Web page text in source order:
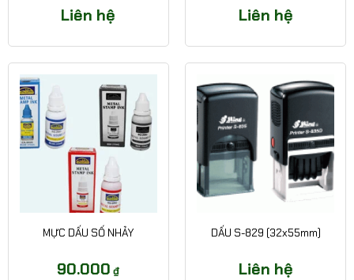
Liên hệ Liên hệ
MỰC DẤU SỐ NHẢY
90.000 ₫
DẤU S-829 (32x55mm)
Liên hệ